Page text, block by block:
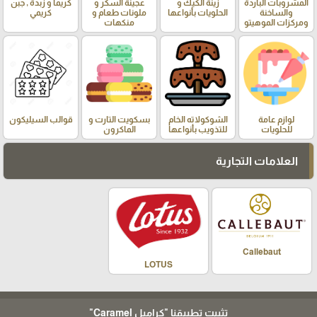
المشروبات الباردة
والساخنة
ومركزات الموهيتو
زينة الكيك و
الحلويات بأنواعها
عجينة السكر و
ملونات طعام و
منكهات
كريما و زبدة , جبن
كريمي
لوازم عامة
للحلويات
الشوكولاته الخام
للتذويب بأنواعها
بسكويت التارت و
الماكرون
قوالب السيليكون
العلامات التجارية
Callebaut
LOTUS
تثبيت تطبيقنا "كراميل Caramel"